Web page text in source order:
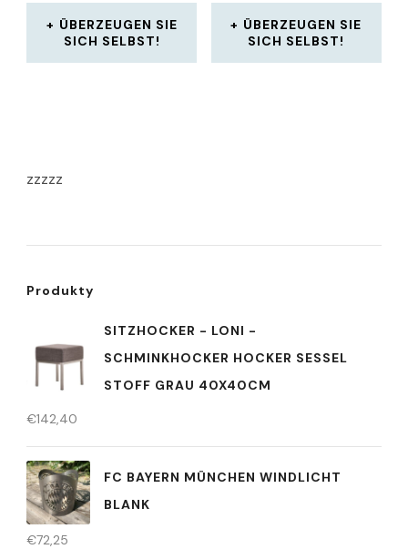
ÜBERZEUGEN SIE
SICH SELBST!
ÜBERZEUGEN SIE
SICH SELBST!
zzzzz
Produkty
SITZHOCKER - LONI -
SCHMINKHOCKER HOCKER SESSEL
STOFF GRAU 40X40CM
€142,40
FC BAYERN MÜNCHEN WINDLICHT
BLANK
€72,25